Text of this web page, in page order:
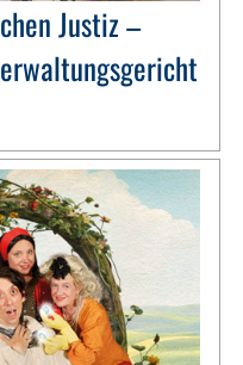
Justiz –